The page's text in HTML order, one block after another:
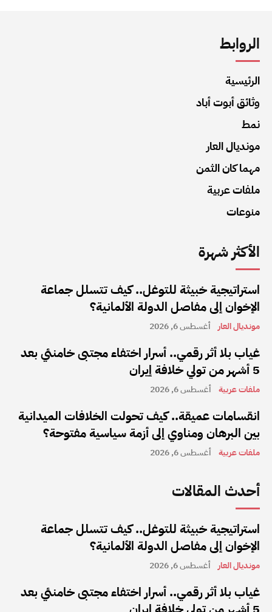
الروابط
الرئيسية
وثائق أبوت أباد
نمط
مونديال العار
مهما كان الثمن
ملفات عربية
منوعات
الأكثر شهرة
استراتيجية خبيثة للتوغل.. كيف تتسلل جماعة
الإخوان إلى مفاصل الدولة الألمانية؟
مونديال العار أغسطس 6, 2026
غياب بلا أثر رقمي.. أسرار اختفاء مجتبى خامنئي بعد
5 أشهر من تولي خلافة إيران
ملفات عربية أغسطس 6, 2026
انقسامات عميقة.. كيف تحولت الخلافات الميدانية
بين البرهان ومناوي إلى أزمة سياسية مفتوحة؟
ملفات عربية أغسطس 6, 2026
أحدث المقالات
استراتيجية خبيثة للتوغل.. كيف تتسلل جماعة
الإخوان إلى مفاصل الدولة الألمانية؟
مونديال العار أغسطس 6, 2026
غياب بلا أثر رقمي.. أسرار اختفاء مجتبى خامنئي بعد